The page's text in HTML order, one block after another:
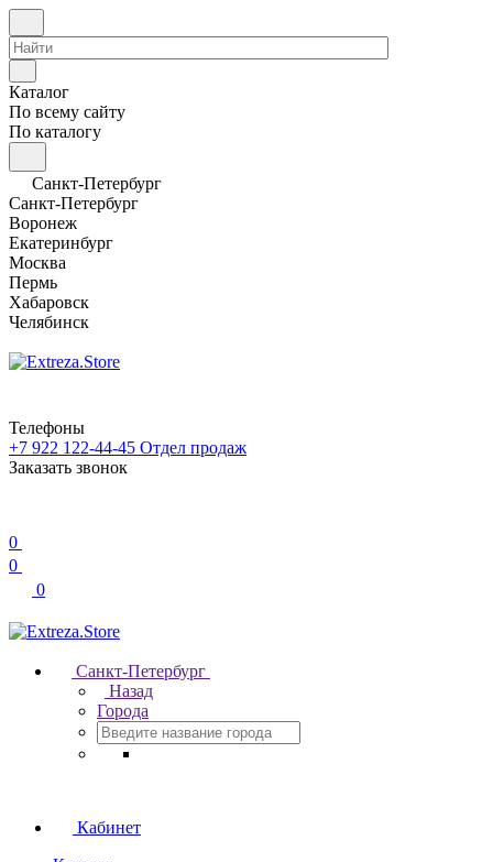
Каталог
По всему сайту
По каталогу
Санкт-Петербург
Санкт-Петербург
Воронеж
Екатеринбург
Москва
Пермь
Хабаровск
Челябинск
Телефоны
+7 922 122-44-45 Отдел продаж
Заказать звонок
0
0
0
Санкт-Петербург
Назад
Города
Кабинет